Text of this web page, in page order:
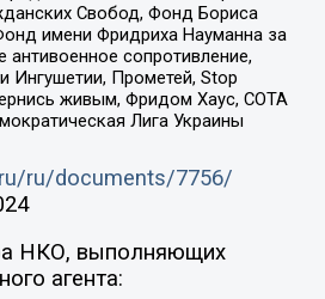
Свобод, Фонд Бориса
имени Фридриха Науманна за
сопротивление,
Ингушетии, Прометей, Stop
живым, Фридом Хаус, СОТА
Лига Украины
ru/documents/7756/
НКО, выполняющих
агента: